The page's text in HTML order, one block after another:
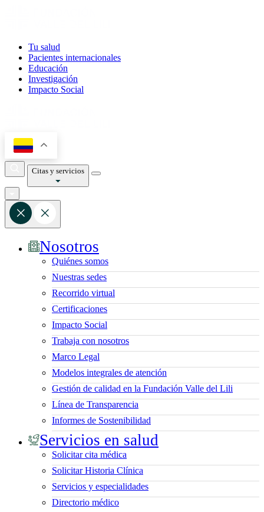
Tu salud
Pacientes internacionales
Educación
Investigación
Impacto Social
Citas y servicios
Nosotros
Quiénes somos
Nuestras sedes
Recorrido virtual
Certificaciones
Impacto Social
Trabaja con nosotros
Marco Legal
Modelos integrales de atención
Gestión de calidad en la Fundación Valle del Lili
Línea de Transparencia
Informes de Sostenibilidad
Servicios en salud
Solicitar cita médica
Solicitar Historia Clínica
Servicios y especialidades
Directorio médico